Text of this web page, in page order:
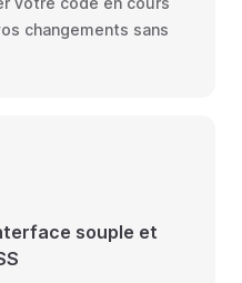
changements sans
souple et